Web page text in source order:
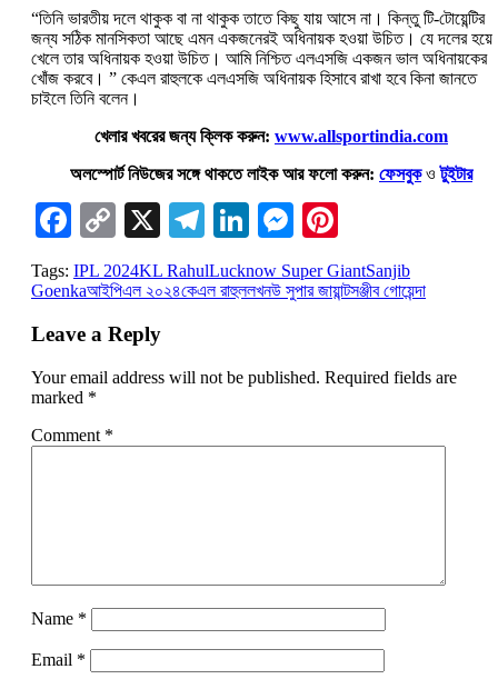
“তিনি ভারতীয় দলে থাকুক বা না থাকুক তাতে কিছু যায় আসে না। কিন্তু টি-টোয়েন্টির
জন্য সঠিক মানসিকতা আছে এমন একজনেরই অধিনায়ক হওয়া উচিত। যে দলের হয়ে
খেলে তার অধিনায়ক হওয়া উচিত। আমি নিশ্চিত এলএসজি একজন ভাল অধিনায়কের
খোঁজ করবে। ” কেএল রাহুলকে এলএসজি অধিনায়ক হিসাবে রাখা হবে কিনা জানতে
চাইলে তিনি বলেন।
খেলার খবরের জন্য ক্লিক করুন: www.allsportindia.com
অলস্পোর্ট নিউজের সঙ্গে থাকতে লাইক আর ফলো করুন: ফেসবুকওটুইটার
Facebook
Copy
Link
X Telegram
LinkedIn
Messenger
Tags: IPL 2024KL RahulLucknow Super GiantSanjib
Goenkaআইপিএল ২০২৪কেএল রাহুললখনউ সুপার জায়ান্টসঞ্জীব গোয়েন্দা
Leave a Reply
Your email address will not be published. Required fields are
marked *
Comment *
Name *
Email *